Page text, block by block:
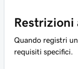
Restrizioni
Quando registri
requisiti specifici.